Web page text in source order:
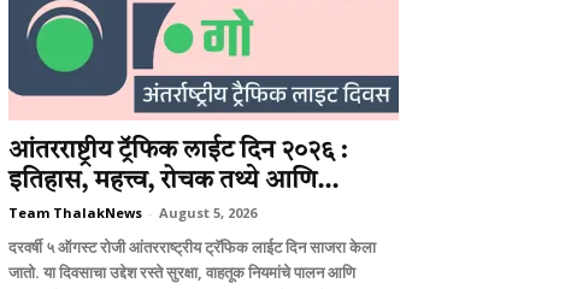
आंतरराष्ट्रीय ट्रॅफिक लाईट दिन २०२६ :
इतिहास, महत्त्व, रोचक तथ्ये आणि...
Team ThalakNews - August 5, 2026
दरवर्षी ५ ऑगस्ट रोजी आंतरराष्ट्रीय ट्रॅफिक लाईट दिन साजरा केला
जातो. या दिवसाचा उद्देश रस्ते सुरक्षा, वाहतूक नियमांचे पालन आणि